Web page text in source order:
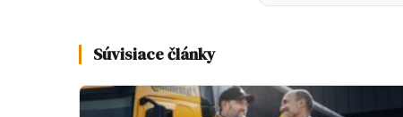
Súvisiace články